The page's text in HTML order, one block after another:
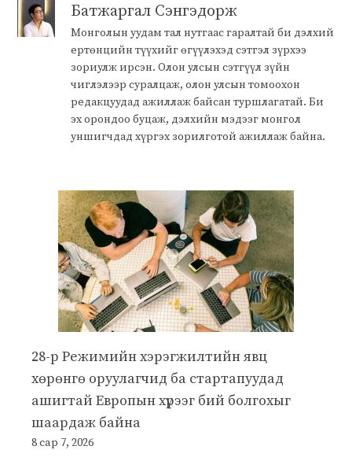
Батжаргал Сэнгэдорж
Монголын уудам тал нутгаас гаралтай би дэлхий
ертөнцийн түүхийг өгүүлэхэд сэтгэл зүрхээ
зориулж ирсэн. Олон улсын сэтгүүл зүйн
чиглэлээр суралцаж, олон улсын томоохон
редакцуудад ажиллаж байсан туршлагатай. Би
эх орондоо буцаж, дэлхийн мэдээг монгол
уншигчдад хүргэх зорилготой ажиллаж байна.
28-р Режимийн хэрэгжилтийн явц
хөрөнгө оруулагчид ба стартапуудад
ашигтай Европын хүрээг бий болгохыг
шаардаж байна
8 сар 7, 2026